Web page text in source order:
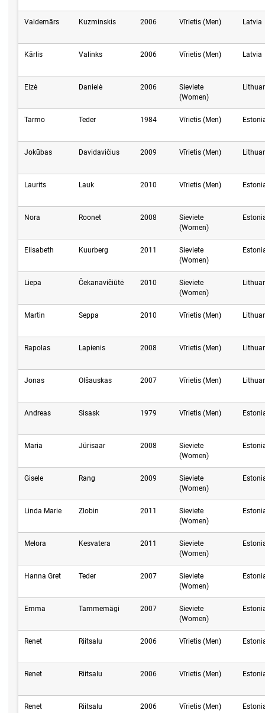
Valdemārs Kuzminskis 2006 Vīrietis (Men) Latvia
Kārlis Valinks 2006 Vīrietis (Men) Latvia
Elzė Danielė 2006
Sieviete
(Women)
Tarmo Teder 1984 Vīrietis (Men)
Jokūbas Davidavičius 2009 Vīrietis (Men)
Laurits Lauk 2010 Vīrietis (Men)
Nora Roonet 2008
Sieviete
(Women)
Elisabeth Kuurberg 2011
Sieviete
(Women)
Liepa Čekanavičiūtė 2010
Sieviete
(Women)
Martin Seppa 2010 Vīrietis (Men)
Rapolas Lapienis 2008 Vīrietis (Men)
Jonas Olšauskas 2007 Vīrietis (Men)
Andreas Sisask 1979 Vīrietis (Men)
Maria Jürisaar 2008
Sieviete
(Women)
Gisele Rang 2009
Sieviete
(Women)
Linda Marie Zlobin 2011
Sieviete
(Women)
Melora Kesvatera 2011
Sieviete
(Women)
Hanna Gret Teder 2007
Sieviete
(Women)
Emma Tammemägi 2007
Sieviete
(Women)
Renet Riitsalu 2006 Vīrietis (Men)
Renet Riitsalu 2006 Vīrietis (Men)
Renet Riitsalu 2006 Vīrietis (Men)